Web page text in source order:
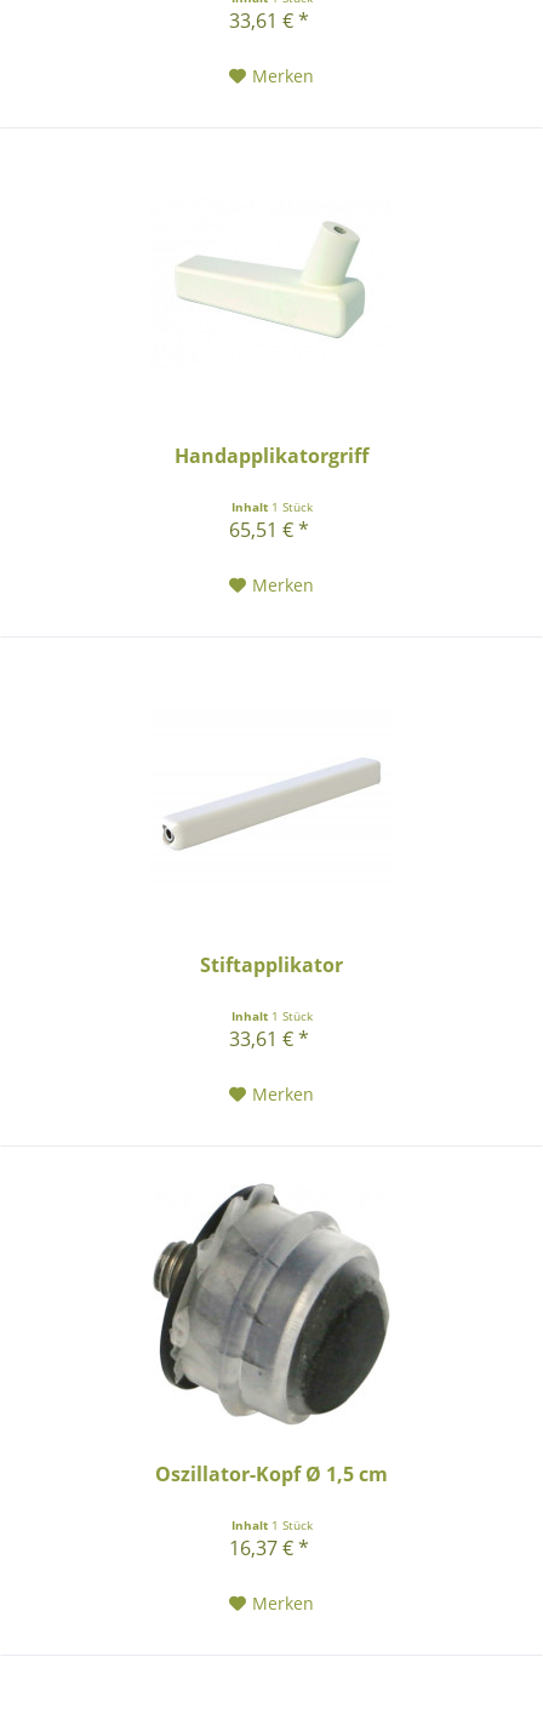
33,61 € *
Merken
Handapplikatorgriff
Inhalt 1 Stück
65,51 € *
Merken
Stiftapplikator
Inhalt 1 Stück
33,61 € *
Merken
Oszillator-Kopf Ø 1,5 cm
Inhalt 1 Stück
16,37 € *
Merken